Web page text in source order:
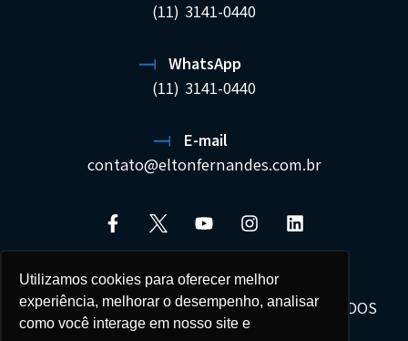
Utilizamos cookies para oferecer melhor
experiência, melhorar o desempenho, analisar
como você interage em nosso site e
(11) 3141-0440
WhatsApp
(11) 3141-0440
E-mail
contato@eltonfernandes.com.br
ELTON FERNANDES SOCIEDADE DE ADVOGADOS
22.692.544/0001-02